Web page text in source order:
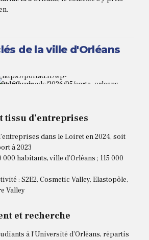
de la ville d'Orléans
tissu d’entreprises
dans le Loiret en 2024, soit
à 2023
habitants, ville d’Orléans ; 115 000
: S2E2, Cosmetic Valley, Elastopôle,
Valley
et recherche
à l’Université d’Orléans, répartis